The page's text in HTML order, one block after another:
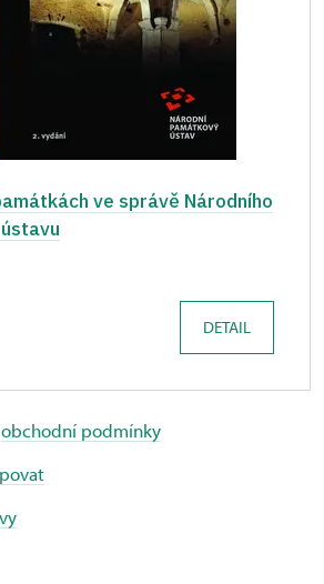
ve správě Národního
DETAIL
obchodní podmínky